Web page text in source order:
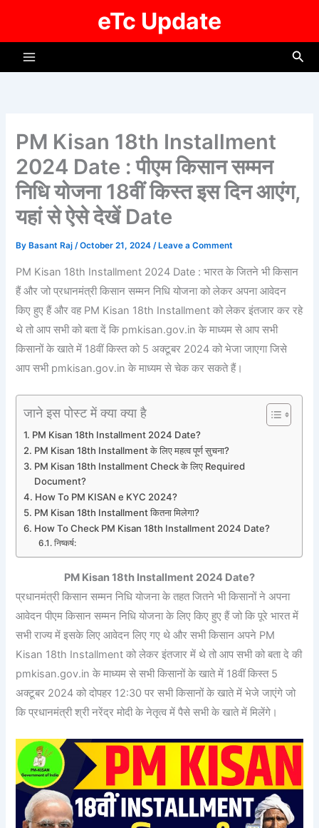
eTc Update
PM Kisan 18th Installment
2024 Date : पीएम किसान सम्मन
निधि योजना 18वीं किस्त इस दिन आएंग,
यहां से ऐसे देखें Date
By Basant Raj/October 21, 2024/ Leave a Comment
PM Kisan 18th Installment 2024 Date : भारत के जितने भी किसान
हैं और जो प्रधानमंत्री किसान सम्मन निधि योजना को लेकर अपना आवेदन
किए हुए हैं और वह PM Kisan 18th Installment को लेकर इंतजार कर रहे
थे तो आप सभी को बता दें कि pmkisan.gov.in के माध्यम से आप सभी
किसानों के खाते में 18वीं किस्त को 5 अक्टूबर 2024 को भेजा जाएगा जिसे
आप सभी pmkisan.gov.in के माध्यम से चेक कर सकते हैं।
जाने इस पोस्ट में क्या क्या है
PM Kisan 18th Installment 2024 Date?
PM Kisan 18th Installment के लिए महत्व पूर्ण सुचना?
PM Kisan 18th Installment Check के लिए Required
Document?
How To PM KISAN e KYC 2024?
PM Kisan 18th Installment कितना मिलेगा?
How To Check PM Kisan 18th Installment 2024 Date?
निष्कर्ष:
PM Kisan 18th Installment 2024 Date?
प्रधानमंत्री किसान सम्मन निधि योजना के तहत जितने भी किसानों ने अपना
आवेदन पीएम किसान सम्मन निधि योजना के लिए किए हुए हैं जो कि पूरे भारत में
सभी राज्य में इसके लिए आवेदन लिए गए थे और सभी किसान अपने PM
Kisan 18th Installment को लेकर इंतजार में थे तो आप सभी को बता दे की
pmkisan.gov.in के माध्यम से सभी किसानों के खाते में 18वीं किस्त 5
अक्टूबर 2024 को दोपहर 12:30 पर सभी किसानों के खाते में भेजे जाएंगे जो
कि प्रधानमंत्री श्री नरेंद्र मोदी के नेतृत्व में पैसे सभी के खाते में मिलेंगे।